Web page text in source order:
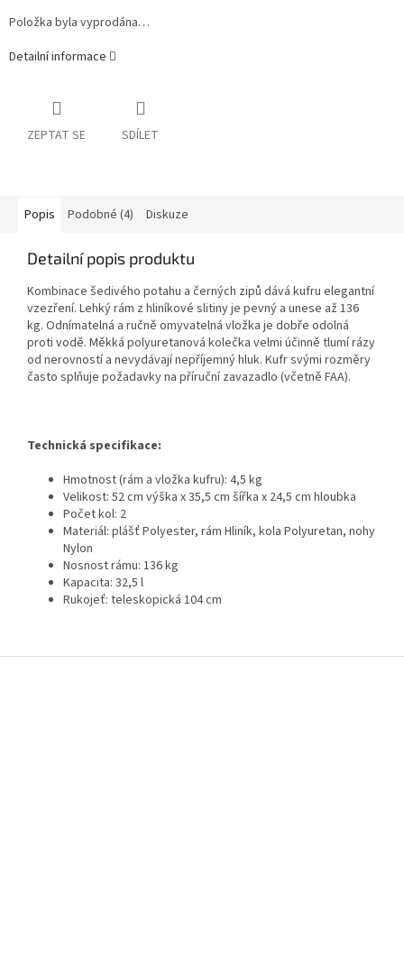
Položka byla vyprodána…
Detailní informace
ZEPTAT SE SDÍLET
Popis Podobné (4) Diskuze
Detailní popis produktu
Kombinace šedivého potahu a černých zipů dává kufru elegantní
vzezření. Lehký rám z hliníkové slitiny je pevný a unese až 136
kg. Odnímatelná a ručně omyvatelná vložka je dobře odolná
proti vodě. Měkká polyuretanová kolečka velmi účinně tlumí rázy
od nerovností a nevydávají nepříjemný hluk. Kufr svými rozměry
často splňuje požadavky na příruční zavazadlo (včetně FAA).
Technická specifikace:
Hmotnost (rám a vložka kufru): 4,5 kg
Velikost: 52 cm výška x 35,5 cm šířka x 24,5 cm hloubka
Počet kol: 2
Materiál: plášť Polyester, rám Hliník, kola Polyuretan, nohy
Nylon
Nosnost rámu: 136 kg
Kapacita: 32,5 l
Rukojeť: teleskopická 104 cm